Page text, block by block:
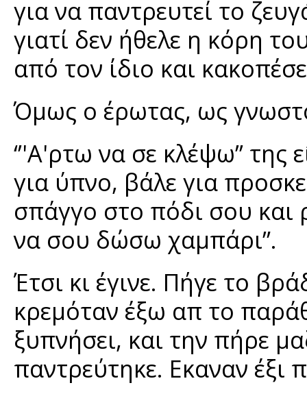
για να παντρευτεί το
γιατί δεν ήθελε η κόρη
από τον ίδιο και
Όμως ο έρωτας, ως
‘’'Α'ρτω να σε κλέψω’’ της
για ύπνο, βάλε για
σπάγγο στο πόδι σου και
να σου δώσω χαμπάρι”.
Έτσι κι έγινε. Πήγε το
κρεμόταν έξω απ το
ξυπνήσει, και την πήρε
παντρεύτηκε. Εκαναν έξι